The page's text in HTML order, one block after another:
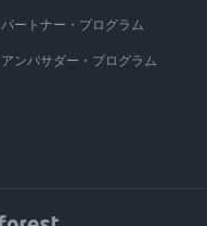
パートナー・プログラム
アンバサダー・プログラム